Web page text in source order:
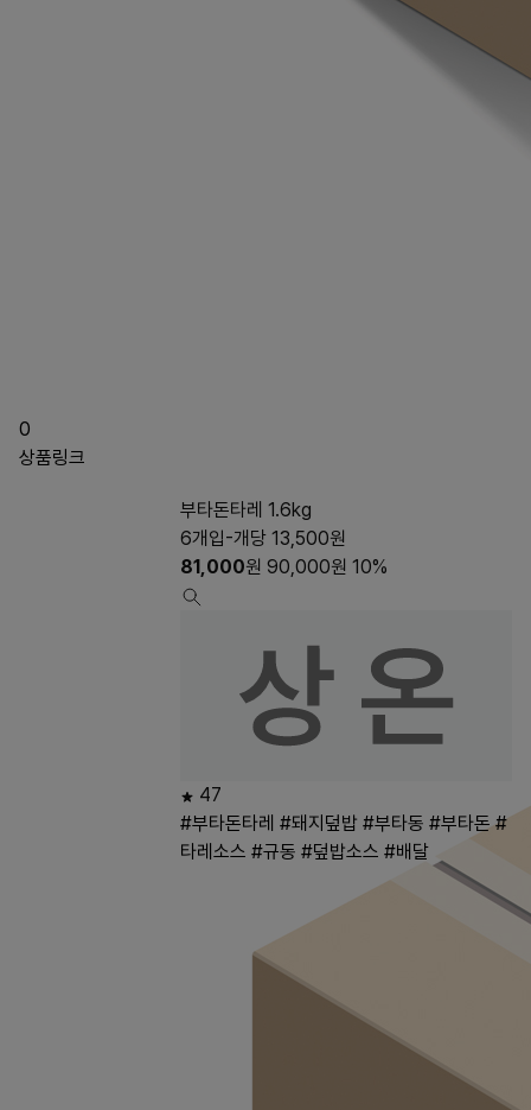
0
상품링크
부타돈타레 1.6kg
6개입-개당 13,500원
81,000원 90,000원 10%
47
#부타돈타레 #돼지덮밥 #부타동 #부타돈 #
타레소스 #규동 #덮밥소스 #배달